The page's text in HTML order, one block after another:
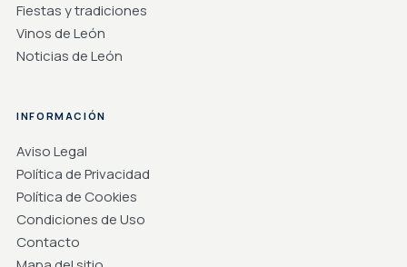
Fiestas y tradiciones
Vinos de León
Noticias de León
INFORMACIÓN
Aviso Legal
Política de Privacidad
Política de Cookies
Condiciones de Uso
Contacto